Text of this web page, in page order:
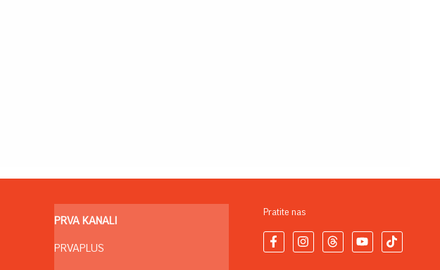
PRVA KANALI
PRVAPLUS
Pratite nas